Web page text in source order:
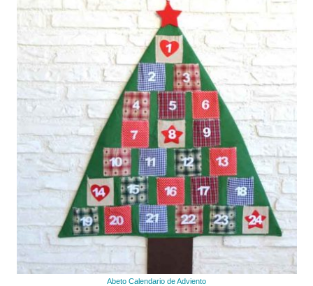
Abeto Calendario de Adviento